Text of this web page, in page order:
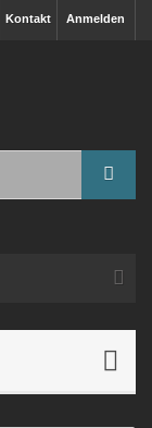
Anmelden
Kontakt